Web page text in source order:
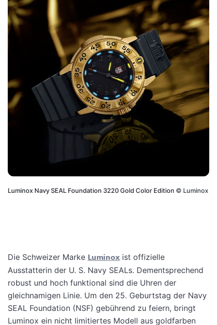
Luminox Navy SEAL Foundation 3220 Gold Color Edition © Luminox
Die Schweizer Marke Luminox ist offizielle
Ausstatterin der U. S. Navy SEALs. Dementsprechend
robust und hoch funktional sind die Uhren der
gleichnamigen Linie. Um den 25. Geburtstag der Navy
SEAL Foundation (NSF) gebührend zu feiern, bringt
Luminox ein nicht limitiertes Modell aus goldfarben